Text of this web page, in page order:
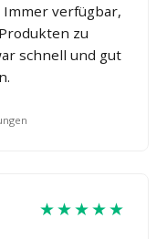
Immer verfügbar,
zu
schnell und gut
★★★★★